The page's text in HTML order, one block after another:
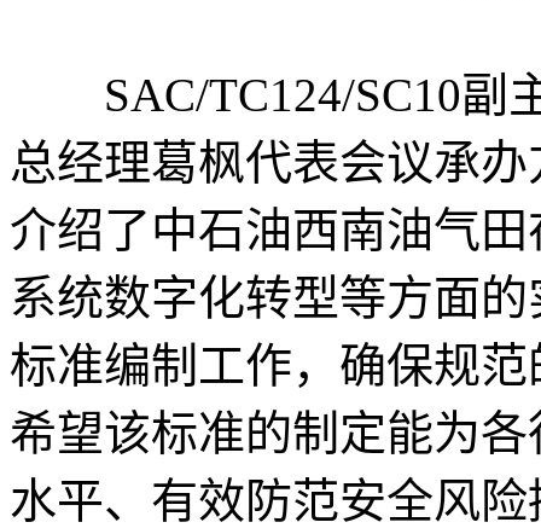
SAC/TC124/SC10副
总经理葛枫代表会议承
介绍了中石油西南油气
系统数字化转型等方面
标准编制工作，确保规
希望该标准的制定能为
水平、有效防范安全风